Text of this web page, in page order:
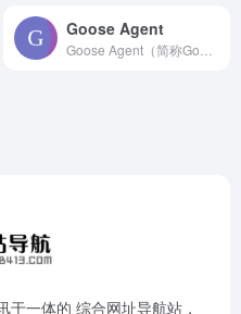
Goose Agent
于一体的 综合网址导航站，